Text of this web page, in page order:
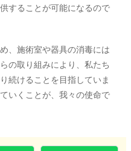
することが可能になるので
、施術室や器具の消毒には
の取り組みにより、私たち
続けることを目指していま
いくことが、我々の使命で